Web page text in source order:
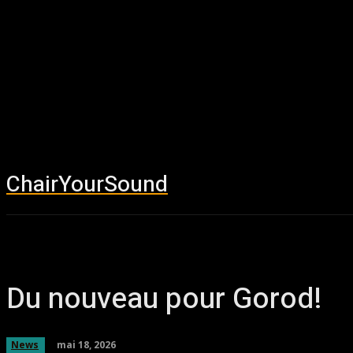
ChairYourSound
Du nouveau pour Gorod!
News mai 18, 2026